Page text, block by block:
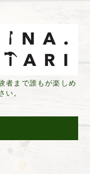
者まで誰もが楽しめ
い。